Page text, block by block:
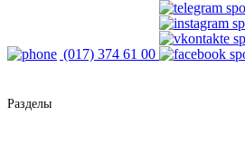
(017) 374 61 00
Разделы